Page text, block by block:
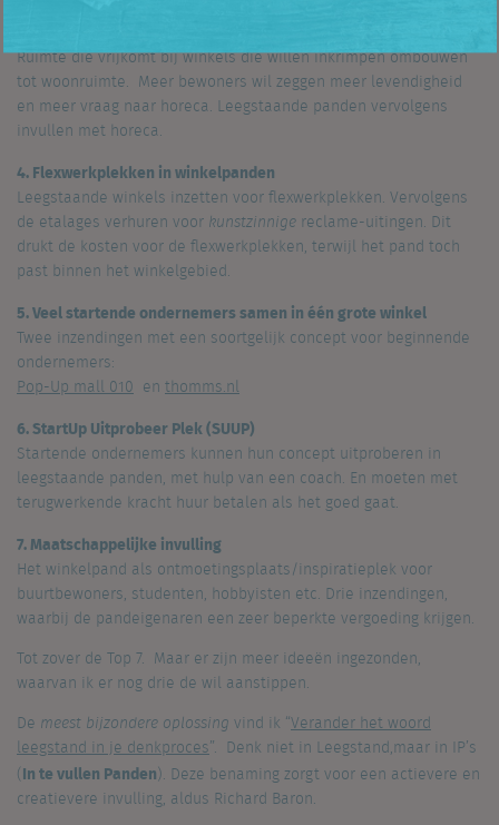
Ruimte die vrijkomt bij winkels die willen inkrimpen ombouwen
tot woonruimte. Meer bewoners wil zeggen meer levendigheid
en meer vraag naar horeca. Leegstaande panden vervolgens
invullen met horeca.
4. Flexwerkplekken in winkelpanden
Leegstaande winkels inzetten voor flexwerkplekken. Vervolgens
de etalages verhuren voor kunstzinnige reclame-uitingen. Dit
drukt de kosten voor de flexwerkplekken, terwijl het pand toch
past binnen het winkelgebied.
5. Veel startende ondernemers samen in één grote winkel
Twee inzendingen met een soortgelijk concept voor beginnende
ondernemers:
Pop-Up mall 010 en thomms.nl
6. StartUp Uitprobeer Plek (SUUP)
Startende ondernemers kunnen hun concept uitproberen in
leegstaande panden, met hulp van een coach. En moeten met
terugwerkende kracht huur betalen als het goed gaat.
7. Maatschappelijke invulling
Het winkelpand als ontmoetingsplaats/inspiratieplek voor
buurtbewoners, studenten, hobbyisten etc. Drie inzendingen,
waarbij de pandeigenaren een zeer beperkte vergoeding krijgen.
Tot zover de Top 7. Maar er zijn meer ideeën ingezonden,
waarvan ik er nog drie de wil aanstippen.
De meest bijzondere oplossing vind ik “Verander het woord
leegstand in je denkproces”. Denk niet in Leegstand,maar in IP’s
(In te vullen Panden). Deze benaming zorgt voor een actievere en
creatievere invulling, aldus Richard Baron.